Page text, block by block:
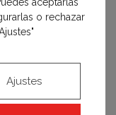
o rechazar
Ajustes